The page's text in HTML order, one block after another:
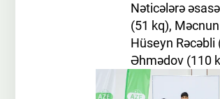
Nəticələrə
(51 kq),
Hüseyn Rəcəbli
Əhmədov (110